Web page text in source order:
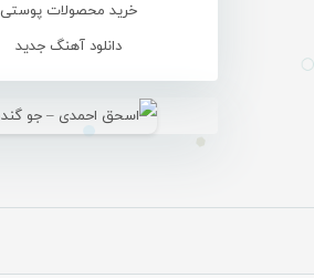
خرید محصولات پوستی
دانلود آهنگ جدید